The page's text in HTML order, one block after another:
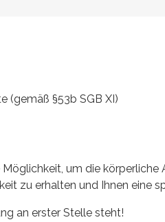
(gemäß §53b SGB XI)
um die
zu erhalten und Ihnen eine
an erster Stelle steht!